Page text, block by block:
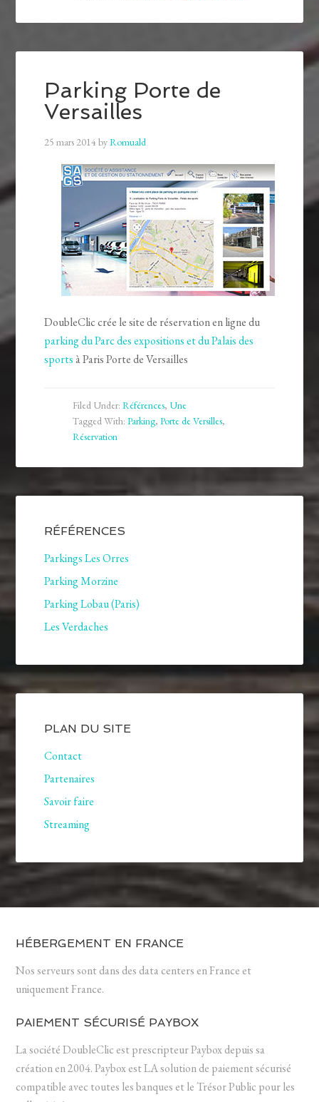
Parking Porte de
Versailles
25 mars 2014byRomuald
DoubleClic crée le site de réservation en ligne du
parking du Parc des expositions et du Palais des
sportsà Paris Porte de Versailles
Filed Under:Références, Une
Tagged With:Parking,Porte de Versilles,
Réservation
RÉFÉRENCES
Parkings Les Orres
Parking Morzine
Parking Lobau (Paris)
Les Verdaches
PLAN DU SITE
Contact
Partenaires
Savoir faire
Streaming
HÉBERGEMENT EN FRANCE
Nos serveurs sont dans des data centers en France et
uniquement France.
PAIEMENT SÉCURISÉ PAYBOX
La société DoubleClic est prescripteur Paybox depuis sa
création en 2004. Paybox est LA solution de paiement sécurisé
compatible avec toutes les banques et le Trésor Public pour les